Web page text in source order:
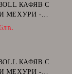
КАФЯВ С
МЕХУРИ -
КАФЯВ С
МЕХУРИ -